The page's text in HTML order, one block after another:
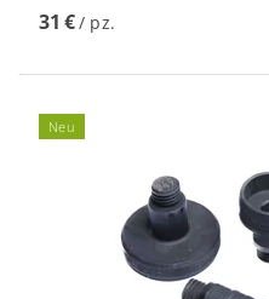
31 €/ pz.
Neu